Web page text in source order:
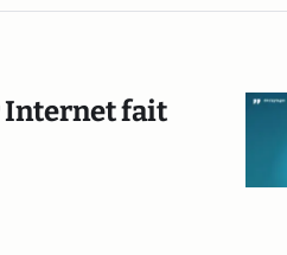
Internet fait